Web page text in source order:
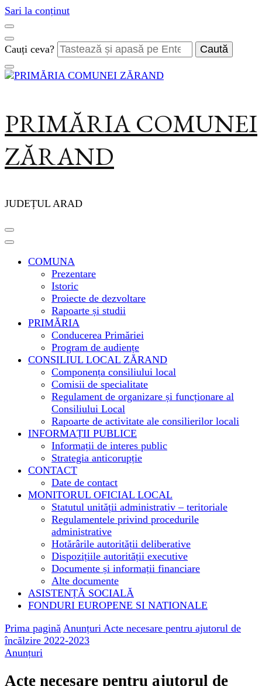
Sari la conținut
Cauți ceva?
PRIMĂRIA COMUNEI
ZĂRAND
JUDEȚUL ARAD
COMUNA
Prezentare
Istoric
Proiecte de dezvoltare
Rapoarte și studii
PRIMĂRIA
Conducerea Primăriei
Program de audiențe
CONSILIUL LOCAL ZĂRAND
Componența consiliului local
Comisii de specialitate
Regulament de organizare și funcționare al
Consiliului Local
Rapoarte de activitate ale consilierilor locali
INFORMAȚII PUBLICE
Informații de interes public
Strategia anticorupție
CONTACT
Date de contact
MONITORUL OFICIAL LOCAL
Statutul unității administrativ – teritoriale
Regulamentele privind procedurile
administrative
Hotărârile autorității deliberative
Dispozițiile autorității executive
Documente și informații financiare
Alte documente
ASISTENȚĂ SOCIALĂ
FONDURI EUROPENE SI NATIONALE
Prima pagină Anunțuri Acte necesare pentru ajutorul de
încălzire 2022-2023
Anunțuri
Acte necesare pentru ajutorul de